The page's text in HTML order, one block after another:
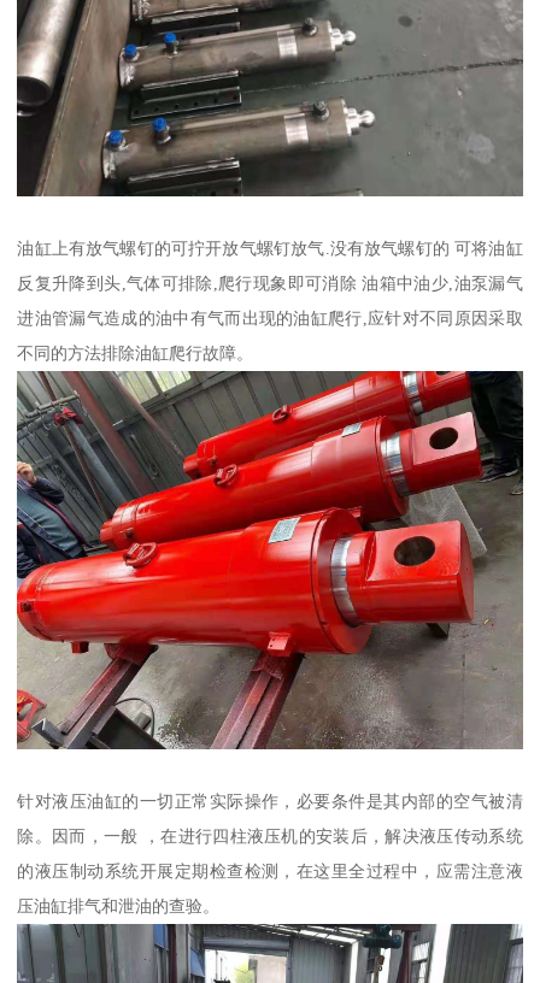
油缸上有放气螺钉的可拧开放气螺钉放气.没有放气螺钉的 可将油缸
反复升降到头,气体可排除,爬行现象即可消除 油箱中油少,油泵漏气
进油管漏气造成的油中有气而出现的油缸爬行,应针对不同原因采取
不同的方法排除油缸爬行故障。
针对液压油缸的一切正常实际操作，必要条件是其内部的空气被清
除。因而，一般 ，在进行四柱液压机的安装后，解决液压传动系统
的液压制动系统开展定期检查检测，在这里全过程中，应需注意液
压油缸排气和泄油的查验。